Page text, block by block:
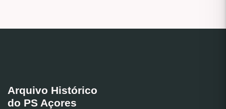
Arquivo Histórico
do PS Açores